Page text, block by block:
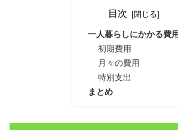
目次
一人暮らしにかかる費用
初期費用
月々の費用
特別支出
まとめ